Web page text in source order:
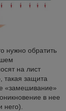
нужно обратить
на лист
такая защита
«замешивание»
в нее
него).